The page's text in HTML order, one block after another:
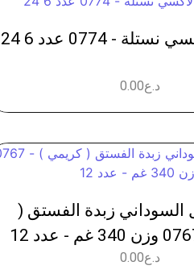
- 0774 عدد 6 24
د.ع0.00
السوداني زبدة الفستق (
د.ع0.00